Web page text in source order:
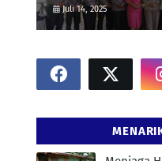
Hidup Sehat Di
Juli 14, 2025